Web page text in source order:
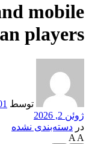
mobile
players
توسط
ژوئن 2, 2026
در دسته‌بندی نشده
A A